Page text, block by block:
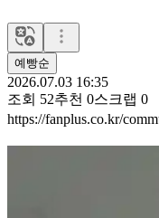
예빵순
2026.07.03 16:35
조회 52추천 0스크랩 0
https://fanplus.co.kr/